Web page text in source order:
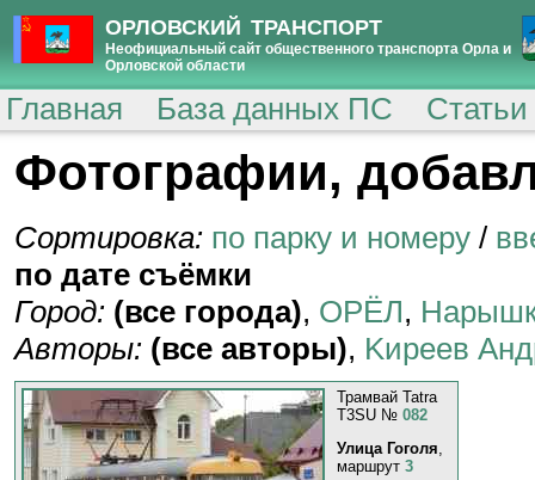
ОРЛОВСКИЙ ТРАНСПОРТ
Неофициальный сайт общественного транспорта Орла и
Орловской области
Главная База данных ПС
Фотографии,
Сортировка: по парку и номеру /
по дате съёмки
Город: (все города), ОРЁЛ,
Авторы: (все авторы), Kиpeeв
Трамвай Tatra
T3SU № 082
Улица Гоголя,
маршрут 3